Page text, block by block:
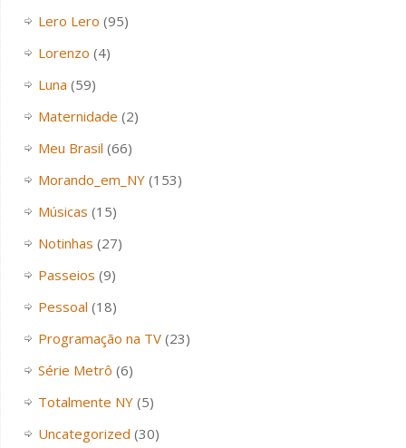
Lero Lero (95)
Lorenzo (4)
Luna (59)
Maternidade (2)
Meu Brasil (66)
Morando_em_NY(153)
Músicas (15)
Notinhas (27)
Passeios (9)
Pessoal (18)
Programação na TV(23)
Série Metrô (6)
Totalmente NY(5)
Uncategorized (30)